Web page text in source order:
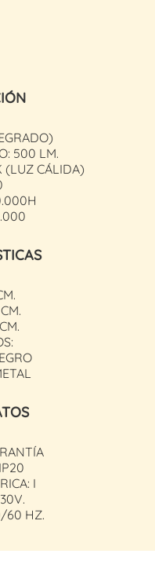
500 LM.
(LUZ CÁLIDA)
I
60 HZ.